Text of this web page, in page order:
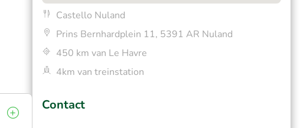
Castello Nuland
Prins Bernhardplein 11, 5391 AR Nuland
450 km van Le Havre
4km van treinstation
Contact